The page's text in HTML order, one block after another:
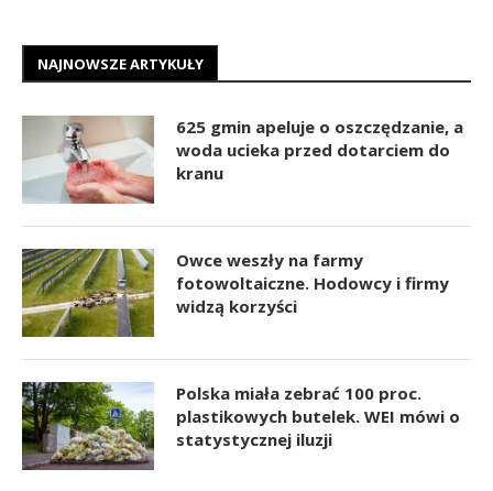
NAJNOWSZE ARTYKUŁY
625 gmin apeluje o oszczędzanie, a
woda ucieka przed dotarciem do
kranu
Owce weszły na farmy
fotowoltaiczne. Hodowcy i firmy
widzą korzyści
Polska miała zebrać 100 proc.
plastikowych butelek. WEI mówi o
statystycznej iluzji